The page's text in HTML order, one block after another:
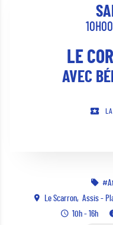
10H00
LE
AVEC
Le Scarron
Assis -
10h - 16h